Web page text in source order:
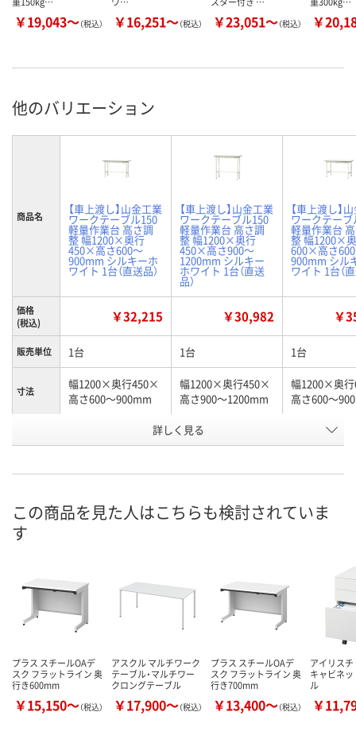
￥19,043～（税込） ￥16,251～（税込） ￥23,051～（税込） ￥
他のバリエーション
商品名 【車上渡し】山金工業
ワークテーブル150
軽量作業台 高さ調
整 幅1200×奥行
450×高さ600～
900mm シルキーホ
ワイト 1台（直送品）
【車上渡し】山金工業
ワークテーブル150
軽量作業台 高さ調
整 幅1200×奥行
450×高さ900～
1200mm シルキー
ホワイト 1台（直送
品）
【車上渡し】
ワークテーブ
軽量作業台
整 幅1200×
600×高さ
900mm シル
ワイト 1台（
価格
(税込)
￥32,215 ￥30,982 ￥
販売単位 1台 1台 1台
寸法
幅1200×奥行450×
高さ600～900mm
幅1200×奥行450×
高さ900～1200mm
幅1200×奥
高さ600～
X888455 X888416
8月25日（火）まで
カ
詳しく見る
この商品を見た人はこちらも検討されていま
す
プラス スチールOAデ
スク フラットライン 奥
行き600mm
￥15,150～（税込）
アスクル マルチワーク
テーブル・マルチワー
クロングテーブル
￥17,900～（税込）
プラス スチールOAデ
スク フラットライン 奥
行き700mm
￥13,400～（税込）
アイリス
キャビネ
ル
￥